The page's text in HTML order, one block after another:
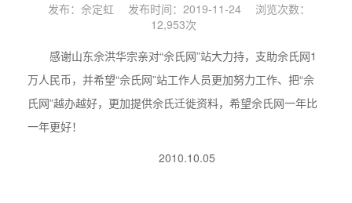
发布：佘定虹 发布时间：2019-11-24
浏览次数：
12,953次
感谢山东佘洪华宗亲对“佘氏网”站大力持，支助佘氏网1
万人民币，并希望“佘氏网”站工作人员更加努力工作、把“佘
氏网”越办越好，更加提供佘氏迁徙资料，希望佘氏网一年比
一年更好！
2010.10.05